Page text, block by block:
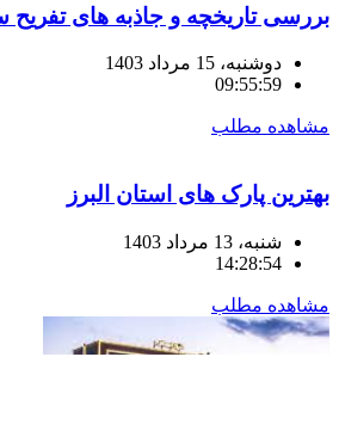
بررسی تاریخچه و جاذبه های تفریح
دوشنبه، 15 مرداد 1403
09:55:59
مشاهده مطلب
بهترین پارک های استان البرز
شنبه، 13 مرداد 1403
14:28:54
مشاهده مطلب